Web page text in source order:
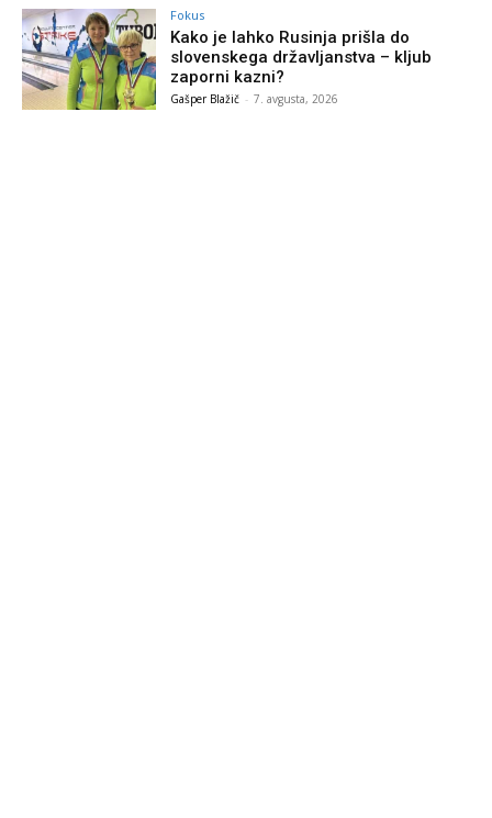
Fokus
Kako je lahko Rusinja prišla do
slovenskega državljanstva – kljub
zaporni kazni?
Gašper Blažič - 7. avgusta, 2026